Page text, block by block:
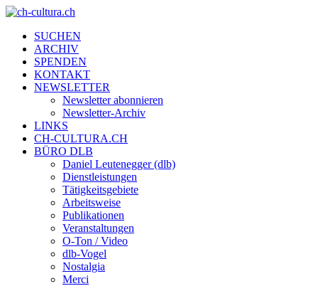
SUCHEN
ARCHIV
SPENDEN
KONTAKT
NEWSLETTER
Newsletter abonnieren
Newsletter-Archiv
LINKS
CH-CULTURA.CH
BÜRO DLB
Daniel Leutenegger (dlb)
Dienstleistungen
Tätigkeitsgebiete
Arbeitsweise
Publikationen
Veranstaltungen
O-Ton / Video
dlb-Vogel
Nostalgia
Merci